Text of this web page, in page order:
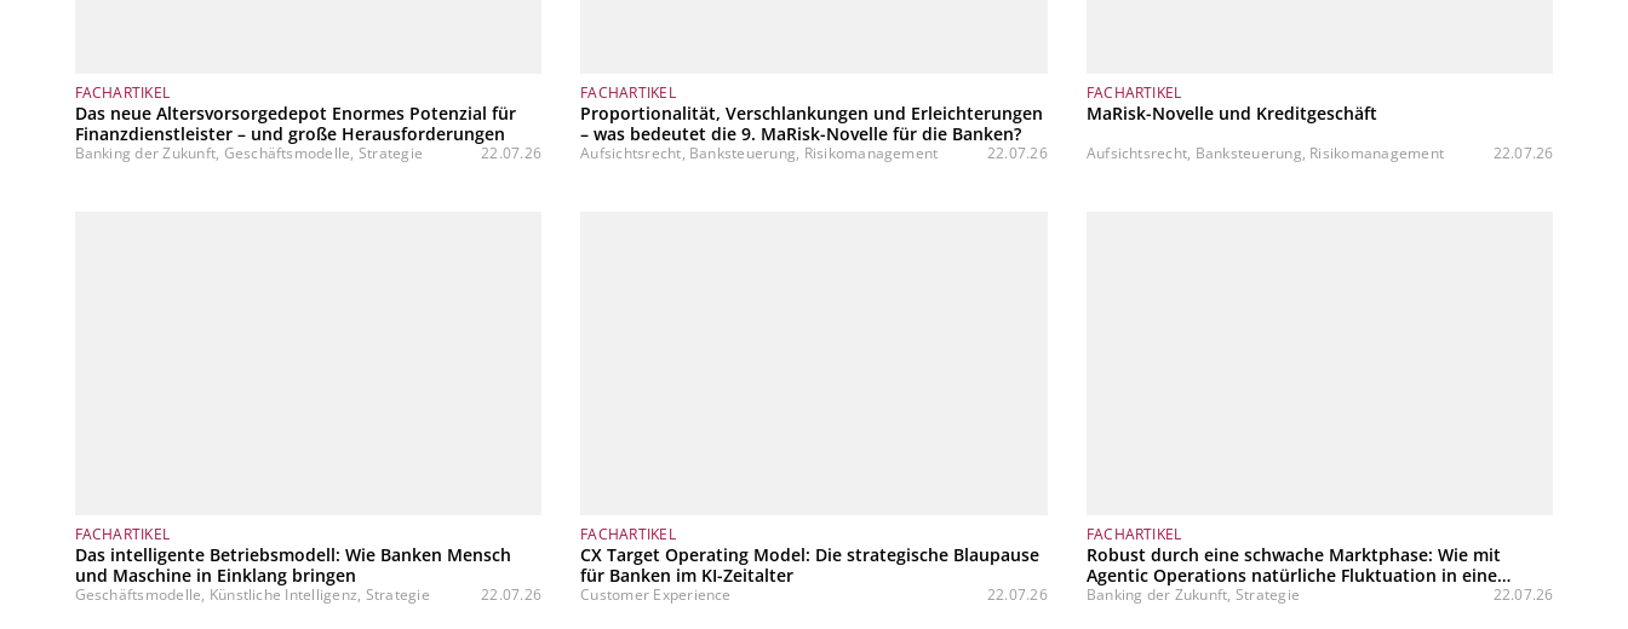
FACHARTIKEL
Das neue Altersvorsorgedepot Enormes Potenzial für
Finanzdienstleister – und große Herausforderungen
Banking der Zukunft, Geschäftsmodelle, Strategie 22.07.26
FACHARTIKEL
Proportionalität, Verschlankungen und Erleichterungen
– was bedeutet die 9. MaRisk-Novelle für die Banken?
Aufsichtsrecht, Banksteuerung, Risikomanagement 22.07.26
FACHARTIKEL
MaRisk-Novelle und Kreditgeschäft
Aufsichtsrecht, Banksteuerung, Risikomanagement 22.07.26
FACHARTIKEL
Das intelligente Betriebsmodell: Wie Banken Mensch
und Maschine in Einklang bringen
Geschäftsmodelle, Künstliche Intelligenz, Strategie 22.07.26
FACHARTIKEL
CX Target Operating Model: Die strategische Blaupause
für Banken im KI-Zeitalter
Customer Experience 22.07.26
FACHARTIKEL
Robust durch eine schwache Marktphase: Wie mit
Agentic Operations natürliche Fluktuation in eine
variable Kostenstruktur transformiert werden kann
Banking der Zukunft, Strategie 22.07.26